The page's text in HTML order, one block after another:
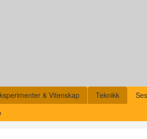
& Vitenskap Teknikk